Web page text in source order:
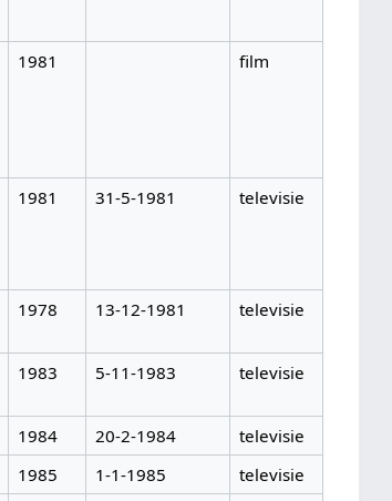
1981 film
1981 31-5-1981 televisie
1978 13-12-1981 televisie
1983 5-11-1983 televisie
1984 20-2-1984
televisie
1985 1-1-1985
televisie